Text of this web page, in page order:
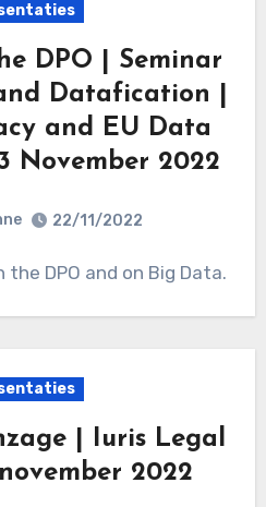
DPO | Seminar
Datafication |
and EU Data
November 2022
22/11/2022
the DPO and on Big Data.
| Iuris Legal
2022